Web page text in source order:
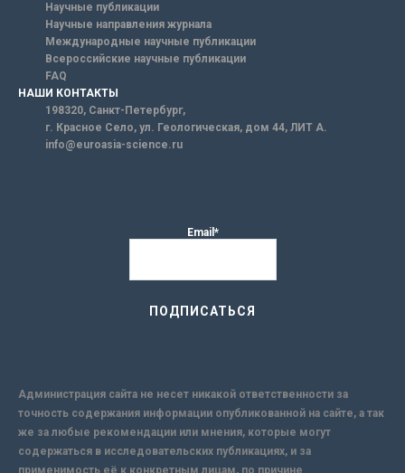
Научные публикации
Научные направления журнала
Международные научные публикации
Всероссийские научные публикации
FAQ
НАШИ КОНТАКТЫ
198320, Санкт-Петербург,
г. Красное Село, ул. Геологическая, дом 44, ЛИТ А.
info@euroasia-science.ru
Email*
Администрация сайта не несет никакой ответственности за
точность содержания информации опубликованной на сайте, а так
же за любые рекомендации или мнения, которые могут
содержаться в исследовательских публикациях, и за
применимость её к конкретным лицам, по причине